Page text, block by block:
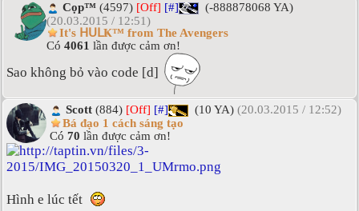
Cọp™ (4597) [Off] [#]
(-888878068 YA)
(20.03.2015 / 12:51)
It's ᕼᑌᒪҜ™ from The Avengers
Có 4061 lần được cảm ơn!
Sao không bỏ vào code [d]
Scott (884) [Off] [#] (10 YA) (20.03.2015 / 12:52)
Bá đạo 1 cách sáng tạo
Có 70 lần được cảm ơn!
Hình e lúc tết